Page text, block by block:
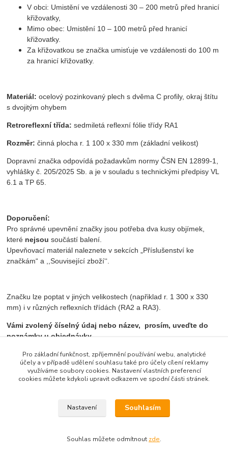
V obci: Umistění ve vzdálenosti 30 – 200 metrů před hranicí
křižovatky,
Mimo obec: Umistění 10 – 100 metrů před hranicí
křižovatky.
Za křižovatkou se značka umisťuje ve vzdálenosti do 100 m
za hranicí křižovatky.
Materiál: ocelový pozinkovaný plech s dvěma C profily, okraj štítu
s dvojitým ohybem
Retroreflexní třída: sedmiletá reflexní fólie třídy RA1
Rozměr: činná plocha r. 1 100 x 330 mm (základní velikost)
Dopravní značka odpovídá požadavkům normy ČSN EN 12899-1,
vyhlášky č. 205/2025 Sb. a je v souladu s technickými předpisy VL
6.1 a TP 65.
Doporučení:
Pro správné upevnění značky jsou potřeba dva kusy objímek,
které nejsou součástí balení.
Upevňovací materiál naleznete v sekcích „Příslušenství ke
značkám“ a ,,Související zboží‘‘.
Značku lze poptat v jiných velikostech (napřiklad r. 1 300 x 330
mm) i v různých reflexních třídách (RA2 a RA3).
Vámi zvolený číselný údaj nebo název, prosím, uveďte do
poznámky u objednávky.
Zboží zařazeno v kategoriích
Pro základní funkčnost, zpříjemnění používání webu, analytické
účely a v případě udělení souhlasu také pro účely cílení reklamy
využíváme soubory cookies. Nastavení vlastních preferencí
cookies můžete kdykoli upravit odkazem ve spodní části stránek.
Nastavení Souhlasím
Souhlas můžete odmítnout zde.